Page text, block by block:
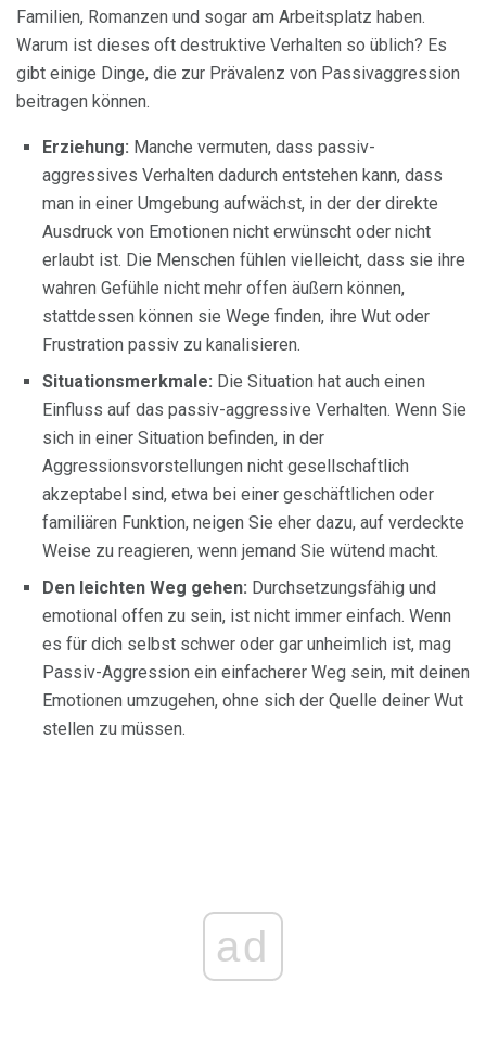
Familien, Romanzen und sogar am Arbeitsplatz haben.
Warum ist dieses oft destruktive Verhalten so üblich? Es
gibt einige Dinge, die zur Prävalenz von Passivaggression
beitragen können.
Erziehung: Manche vermuten, dass passiv-
aggressives Verhalten dadurch entstehen kann, dass
man in einer Umgebung aufwächst, in der der direkte
Ausdruck von Emotionen nicht erwünscht oder nicht
erlaubt ist. Die Menschen fühlen vielleicht, dass sie ihre
wahren Gefühle nicht mehr offen äußern können,
stattdessen können sie Wege finden, ihre Wut oder
Frustration passiv zu kanalisieren.
Situationsmerkmale: Die Situation hat auch einen
Einfluss auf das passiv-aggressive Verhalten. Wenn Sie
sich in einer Situation befinden, in der
Aggressionsvorstellungen nicht gesellschaftlich
akzeptabel sind, etwa bei einer geschäftlichen oder
familiären Funktion, neigen Sie eher dazu, auf verdeckte
Weise zu reagieren, wenn jemand Sie wütend macht.
Den leichten Weg gehen: Durchsetzungsfähig und
emotional offen zu sein, ist nicht immer einfach. Wenn
es für dich selbst schwer oder gar unheimlich ist, mag
Passiv-Aggression ein einfacherer Weg sein, mit deinen
Emotionen umzugehen, ohne sich der Quelle deiner Wut
stellen zu müssen.
ad